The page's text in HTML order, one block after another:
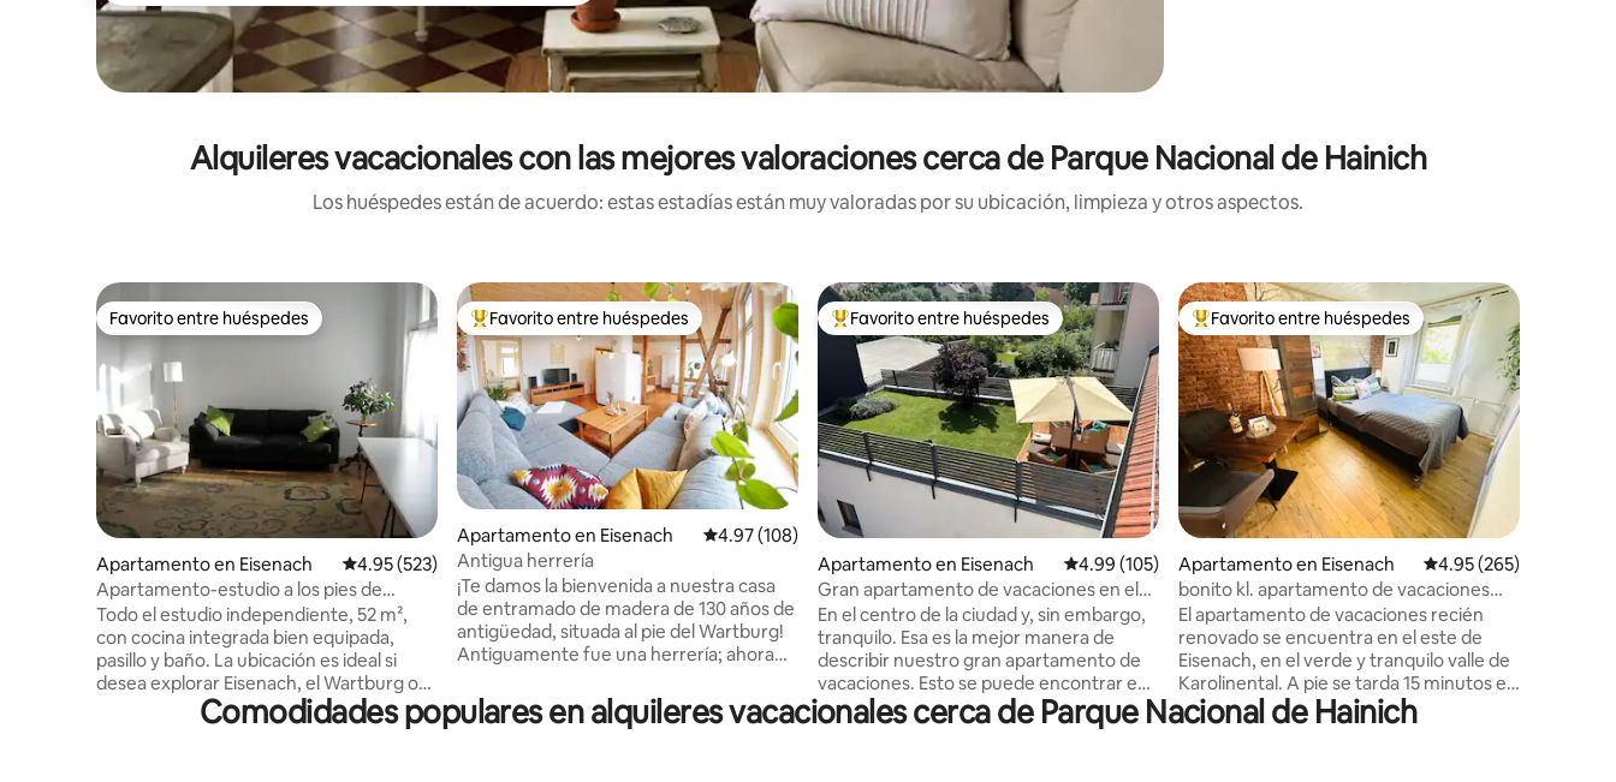
Alquileres vacacionales con las mejores valoraciones cerca de Parque Nacional de Hainich
Los huéspedes están de acuerdo: estas estadías están muy valoradas por su ubicación, limpieza y otros aspectos.
Favorito entre huéspedes
Favorito entre huéspedes
Apartamento en Eisenach Calificación promedio: 4.95 de 5, 523 reseñas
4.95 (523)
Apartamento-estudio a los pies de
Wartburg
Todo el estudio independiente, 52 m²,
con cocina integrada bien equipada,
pasillo y baño. La ubicación es ideal si
desea explorar Eisenach, el Wartburg o
las posibilidades de senderismo a pie.
(Museo Bachhaus, mercado y
Favorito entre huéspedes preferido
Favorito entre huéspedes
Apartamento en Eisenach Calificación promedio: 4.97 de 5, 108 reseñas
4.97 (108)
Antigua herrería
¡Te damos la bienvenida a nuestra casa
de entramado de madera de 130 años de
antigüedad, situada al pie del Wartburg!
Antiguamente fue una herrería; ahora
para familias con una amplia gama de
servicios. ¡Está situado en el centro de
Favorito entre huéspedes preferido
Favorito entre huéspedes
Apartamento en Eisenach Calificación promedio: 4.99 de 5, 105 reseñas
4.99 (105)
Gran apartamento de vacaciones en el
centro de la ciudad de Wartburg.
En el centro de la ciudad y, sin embargo,
tranquilo. Esa es la mejor manera de
describir nuestro gran apartamento de
vacaciones. Esto se puede encontrar en
la ciudad de Wartburg Eisenach. Todos
los lugares de interés famosos, como
Favorito entre huéspedes preferido
Favorito entre huéspedes
Apartamento en Eisenach Calificación promedio:
4.95 (265)
bonito kl. apartamento de vacaciones
Eisenach - Bad/Wifi FREE
El apartamento de vacaciones recién
renovado se encuentra en el este de
Eisenach, en el verde y tranquilo valle de
Karolinental. A pie se tarda 15 minutos en
llegar al casco antiguo y 10 minutos a la
estación de tren. Los lugares de interés
Comodidades populares en alquileres vacacionales cerca de Parque Nacional de Hainich